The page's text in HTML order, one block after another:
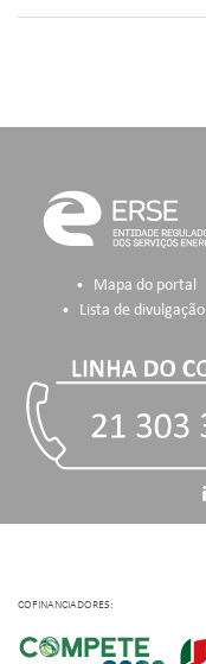
Mapa do portal
Lista de divulgação
COFINANCIADORES: